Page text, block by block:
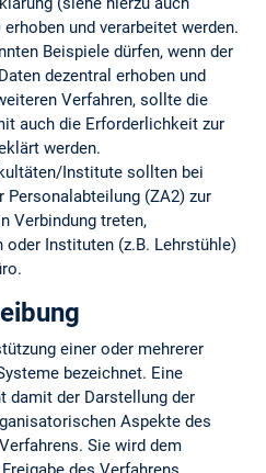
und verarbeitet werden.
Beispiele dürfen, wenn der
dezentral erhoben und
Verfahren, sollte die
auch die Erforderlichkeit zur
werden.
Institute sollten bei
Personalabteilung (ZA2) zur
Verbindung treten,
oder Instituten (z.B. Lehrstühle)
einer oder mehrerer
bezeichnet. Eine
damit der Darstellung der
Aspekte des
Sie wird dem